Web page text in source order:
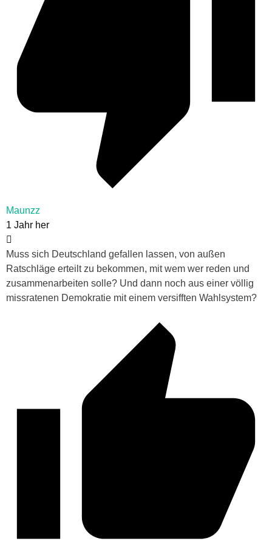
Maunzz
1 Jahr her
Muss sich Deutschland gefallen lassen, von außen
Ratschläge erteilt zu bekommen, mit wem wer reden und
zusammenarbeiten solle? Und dann noch aus einer völlig
missratenen Demokratie mit einem versifften Wahlsystem?